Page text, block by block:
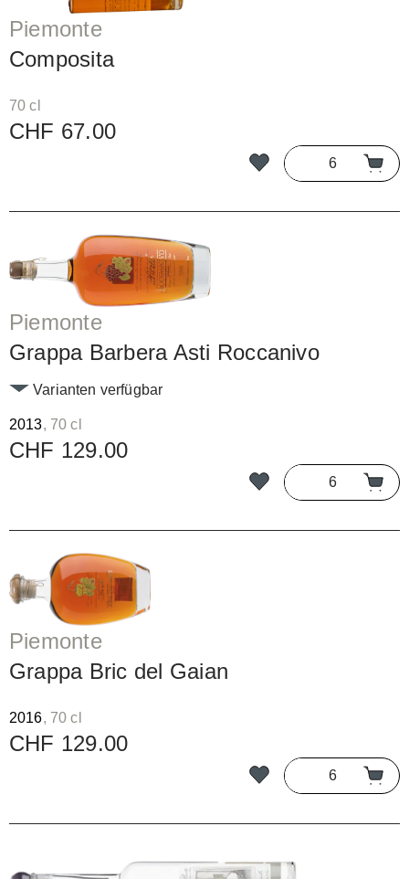
Piemonte
Composita
70 cl
CHF 67.00
Piemonte
Grappa Barbera Asti Roccanivo
2013, 70 cl
Varianten verfügbar
CHF 129.00
Piemonte
Grappa Bric del Gaian
2016, 70 cl
CHF 129.00